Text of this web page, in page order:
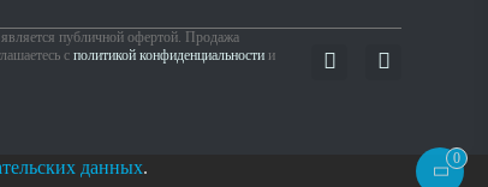
публичной офертой. Продажа
с политикой конфиденциальности и
0
данных.